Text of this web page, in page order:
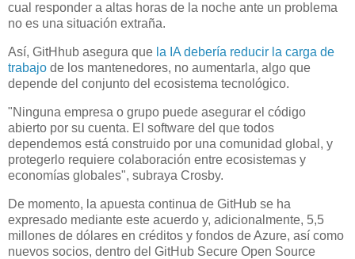
cual responder a altas horas de la noche ante un problema
no es una situación extraña.
Así, GitHhub asegura que la IA debería reducir la carga de
trabajo de los mantenedores, no aumentarla, algo que
depende del conjunto del ecosistema tecnológico.
"Ninguna empresa o grupo puede asegurar el código
abierto por su cuenta. El software del que todos
dependemos está construido por una comunidad global, y
protegerlo requiere colaboración entre ecosistemas y
economías globales", subraya Crosby.
De momento, la apuesta continua de GitHub se ha
expresado mediante este acuerdo y, adicionalmente, 5,5
millones de dólares en créditos y fondos de Azure, así como
nuevos socios, dentro del GitHub Secure Open Source